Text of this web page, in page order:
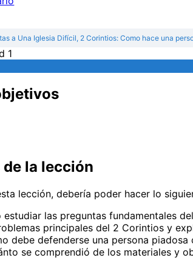
a Una Iglesia Difícil, 2 Corintios: Como hace una
1
la lección
lección, debería poder hacer lo
estudiar las preguntas fundamentales
principales del 2 Corintios y
debe defenderse una persona
se comprendió de los materiales y